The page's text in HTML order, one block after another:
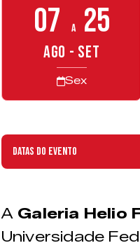
07 a 25
AGO - SET
Sex
Datas do evento
A Galeria Helio
Universidade